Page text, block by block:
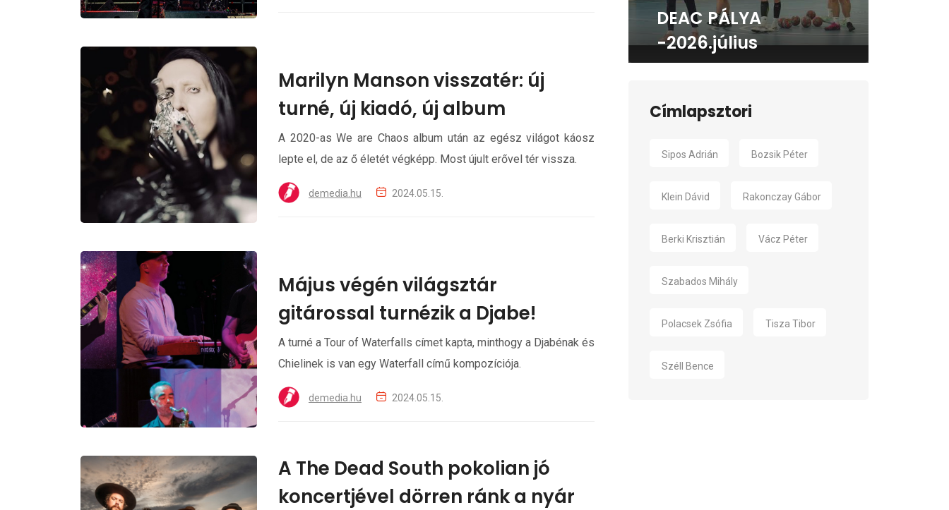
Marilyn Manson visszatér: új
turné, új kiadó, új album
A 2020-as We are Chaos album után az egész világot káosz
lepte el, de az ő életét végképp. Most újult erővel tér vissza.
demedia.hu 2024.05.15.
Május végén világsztár
gitárossal turnézik a Djabe!
A turné a Tour of Waterfalls címet kapta, minthogy a Djabénak és
Chielinek is van egy Waterfall című kompozíciója.
demedia.hu 2024.05.15.
A The Dead South pokolian jó
koncertjével dörren ránk a nyár
DEAC PÁLYA
-2026.július
Címlapsztori
Sipos Adrián Bozsik Péter
Klein Dávid Rakonczay Gábor
Berki Krisztián Vácz Péter
Szabados Mihály
Polacsek Zsófia Tisza Tibor
Széll Bence